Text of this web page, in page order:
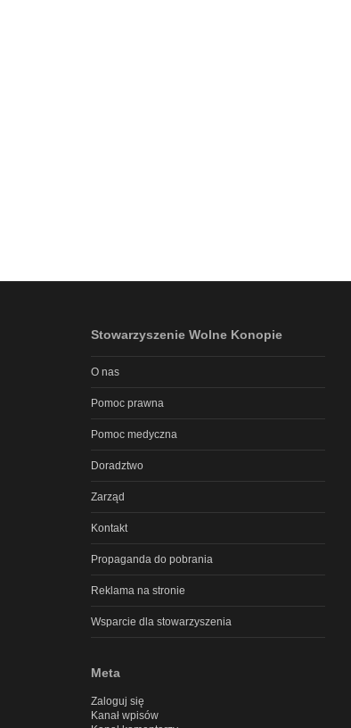
Stowarzyszenie Wolne Konopie
O nas
Pomoc prawna
Pomoc medyczna
Doradztwo
Zarząd
Kontakt
Propaganda do pobrania
Reklama na stronie
Wsparcie dla stowarzyszenia
Meta
Zaloguj się
Kanał wpisów